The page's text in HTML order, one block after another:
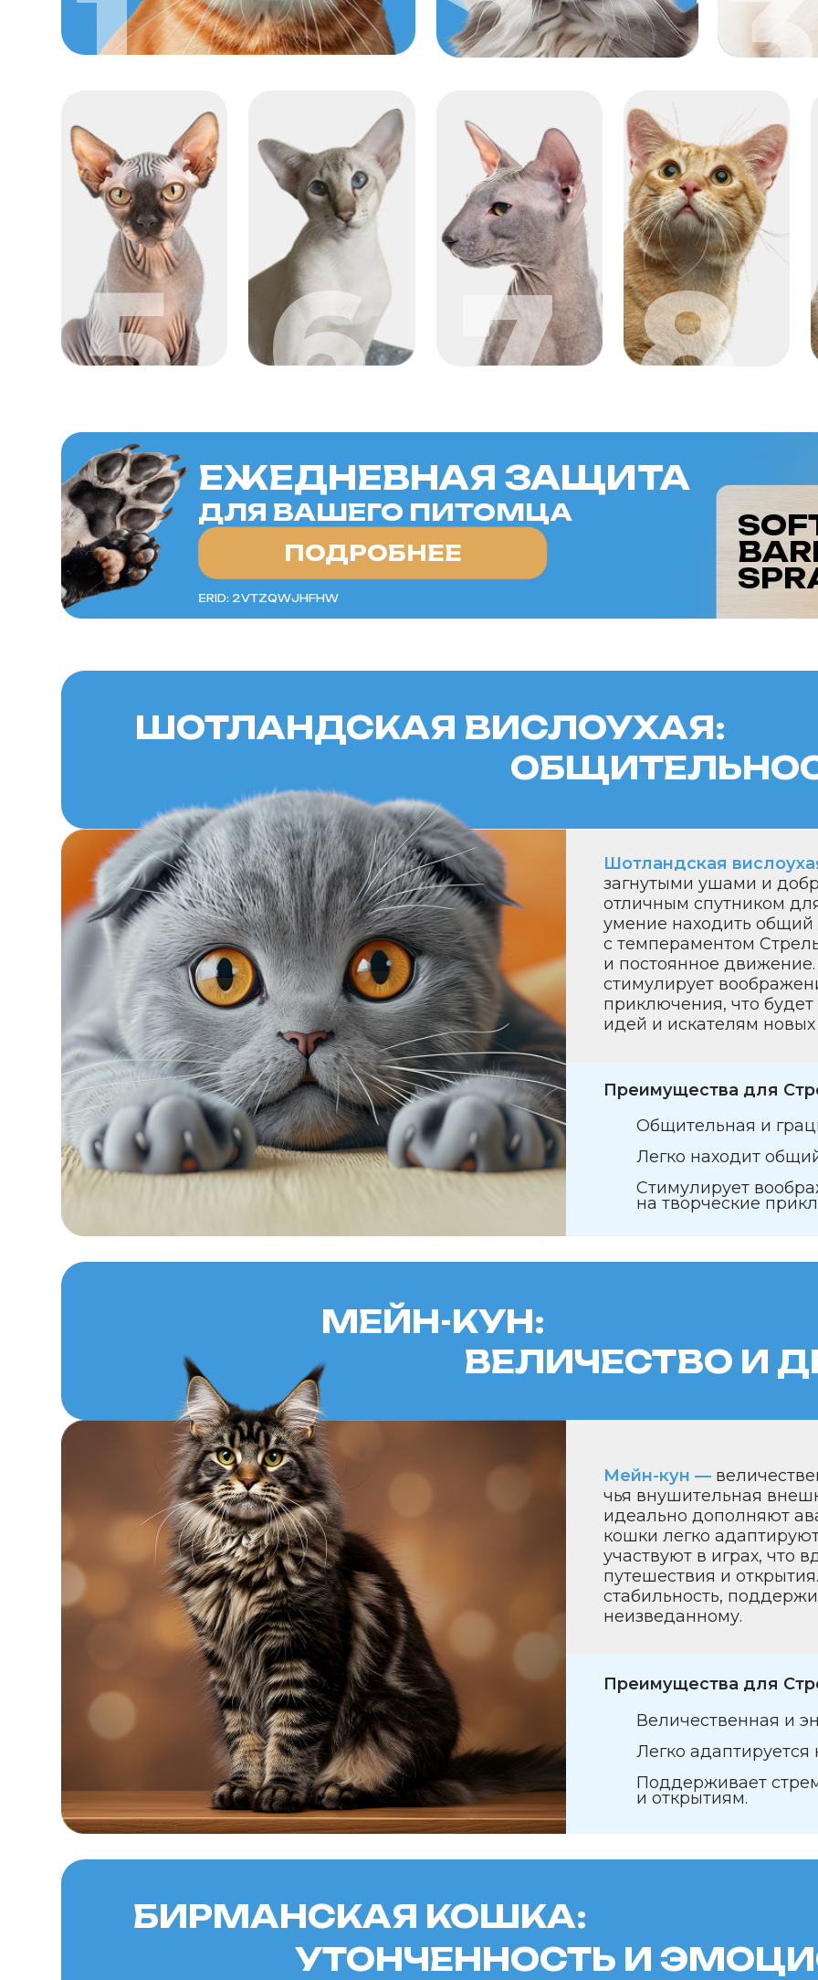
5 6 7 8
SOFT
BARRIER
ЕЖЕДНЕВНАЯ ЗАЩИТА
ДЛЯ ВАШЕГО ПИТОМЦА
ПОДРОБНЕЕ
ОБЩИТЕЛЬНОСТЬ И
ШОТЛАНДСКАЯ ВИСЛОУХАЯ:
отличным спутником для Стрельца.
и постоянное движение.
стимулирует воображение и
приключения, что будет
идей и искателям новых
Общительная и грациозная.
Легко находит общий язык с
Стимулирует воображение и
на творческие приключения.
Преимущества для Стрельцов:
МЕЙН-КУН:
ВЕЛИЧЕСТВО И
Мейн-кун —
величественная и
чья внушительная внешность и
идеально дополняют авантюрный
кошки легко адаптируются к
Легко адаптируется к новым
и открытиям.
Преимущества для Стрельцов:
БИРМАНСКАЯ КОШКА:
УТОНЧЕННОСТЬ И
и эмоциональной глубиной, что
и выразительные голубые глаза
и искренности. Бирманская
исследовать мир, вдохновляя на
и творческие свершения, что так
Стрельцам.
Утончённая и грациозная.
Эмоциональная глубина
и искренности.